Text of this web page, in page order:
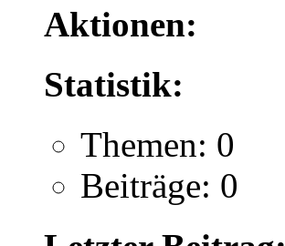
Aktionen:
Statistik:
Themen: 0
Beiträge: 0